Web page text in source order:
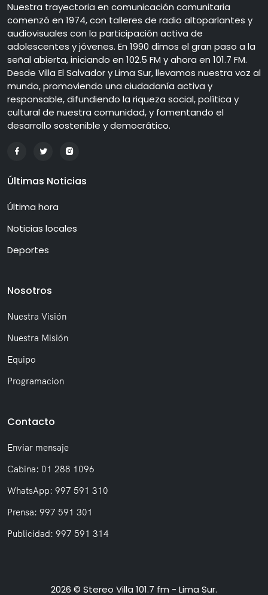
Nuestra trayectoria en comunicación comunitaria
comenzó en 1974, con talleres de radio altoparlantes y
audiovisuales con la participación activa de
adolescentes y jóvenes. En 1990 dimos el gran paso a la
señal abierta, iniciando en 102.5 FM y ahora en 101.7 FM.
Desde Villa El Salvador y Lima Sur, llevamos nuestra voz al
mundo, promoviendo una ciudadanía activa y
responsable, difundiendo la riqueza social, política y
cultural de nuestra comunidad, y fomentando el
desarrollo sostenible y democrático.
Últimas Noticias
Última hora
Noticias locales
Deportes
Nosotros
Nuestra Visión
Nuestra Misión
Equipo
Programacion
Contacto
Enviar mensaje
Cabina: 01 288 1096
WhatsApp: 997 591 310
Prensa: 997 591 301
Publicidad: 997 591 314
2026 © Stereo Villa 101.7 fm - Lima Sur.